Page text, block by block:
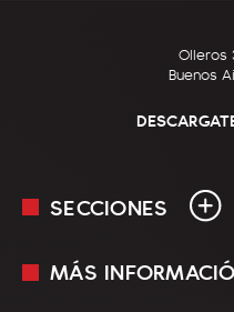
Olleros
Buenos
SECCIONES
En Vivo
MÁS